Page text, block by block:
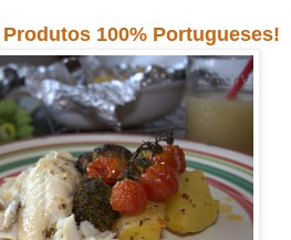
100% Portugueses!